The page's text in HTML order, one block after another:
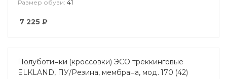
Размер обуви: 41
7 225 ₽
Полуботинки (кроссовки) ЭСО треккинговые
ELKLAND, ПУ/Резина, мембрана, мод. 170 (42)